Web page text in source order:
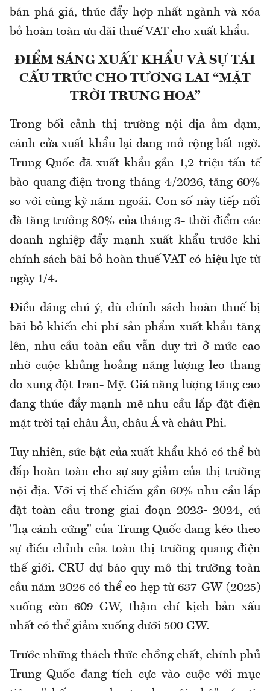
bán phá giá, thúc đẩy hợp nhất ngành và xóa
bỏ hoàn toàn ưu đãi thuế VAT cho xuất khẩu.
ĐIỂM SÁNG XUẤT KHẨU VÀ SỰ TÁI
CẤU TRÚC CHO TƯƠNG LAI “MẶT
TRỜI TRUNG HOA”
Trong bối cảnh thị trường nội địa ảm đạm,
cánh cửa xuất khẩu lại đang mở rộng bất ngờ.
Trung Quốc đã xuất khẩu gần 1,2 triệu tấn tế
bào quang điện trong tháng 4/2026, tăng 60%
so với cùng kỳ năm ngoái. Con số này tiếp nối
đà tăng trưởng 80% của tháng 3- thời điểm các
doanh nghiệp đẩy mạnh xuất khẩu trước khi
chính sách bãi bỏ hoàn thuế VAT có hiệu lực từ
ngày 1/4.
Điều đáng chú ý, dù chính sách hoàn thuế bị
bãi bỏ khiến chi phí sản phẩm xuất khẩu tăng
lên, nhu cầu toàn cầu vẫn duy trì ở mức cao
nhờ cuộc khủng hoảng năng lượng leo thang
do xung đột Iran- Mỹ. Giá năng lượng tăng cao
đang thúc đẩy mạnh mẽ nhu cầu lắp đặt điện
mặt trời tại châu Âu, châu Á và châu Phi.
Tuy nhiên, sức bật của xuất khẩu khó có thể bù
đắp hoàn toàn cho sự suy giảm của thị trường
nội địa. Với vị thế chiếm gần 60% nhu cầu lắp
đặt toàn cầu trong giai đoạn 2023- 2024, cú
"hạ cánh cứng" của Trung Quốc đang kéo theo
sự điều chỉnh của toàn thị trường quang điện
thế giới. CRU dự báo quy mô thị trường toàn
cầu năm 2026 có thể co hẹp từ 637 GW (2025)
xuống còn 609 GW, thậm chí kịch bản xấu
nhất có thể giảm xuống dưới 500 GW.
Trước những thách thức chồng chất, chính phủ
Trung Quốc đang tích cực vào cuộc với mục